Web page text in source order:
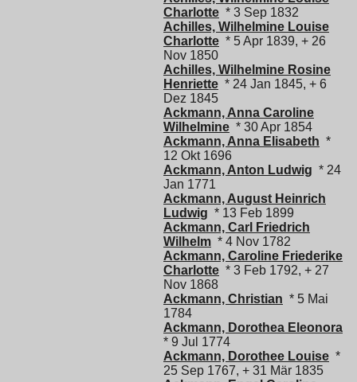
Charlotte * 3 Sep 1832
Achilles, Wilhelmine Louise
Charlotte * 5 Apr 1839, + 26
Nov 1850
Achilles, Wilhelmine Rosine
Henriette * 24 Jan 1845, + 6
Dez 1845
Ackmann, Anna Caroline
Wilhelmine * 30 Apr 1854
Ackmann, Anna Elisabeth *
12 Okt 1696
Ackmann, Anton Ludwig * 24
Jan 1771
Ackmann, August Heinrich
Ludwig * 13 Feb 1899
Ackmann, Carl Friedrich
Wilhelm * 4 Nov 1782
Ackmann, Caroline Friederike
Charlotte * 3 Feb 1792, + 27
Nov 1868
Ackmann, Christian * 5 Mai
1784
Ackmann, Dorothea Eleonora
* 9 Jul 1774
Ackmann, Dorothee Louise *
25 Sep 1767, + 31 Mär 1835